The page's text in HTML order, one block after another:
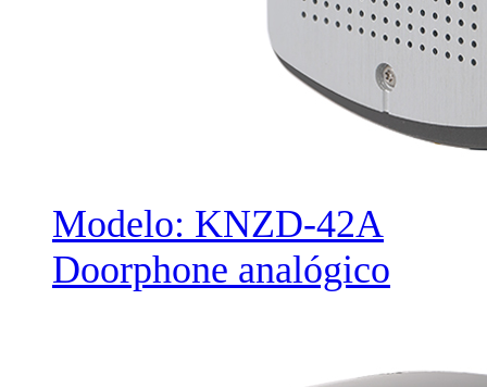
Modelo: KNZD-42A
Doorphone analógico